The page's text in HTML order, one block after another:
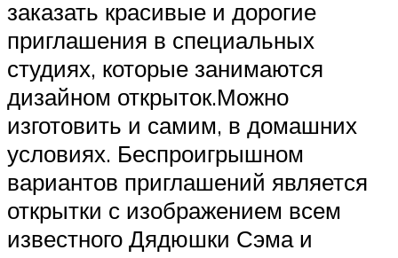
заказать красивые и дорогие
приглашения в специальных
студиях, которые занимаются
дизайном открыток.Можно
изготовить и самим, в домашних
условиях. Беспроигрышном
вариантов приглашений является
открытки с изображением всем
известного Дядюшки Сэма и